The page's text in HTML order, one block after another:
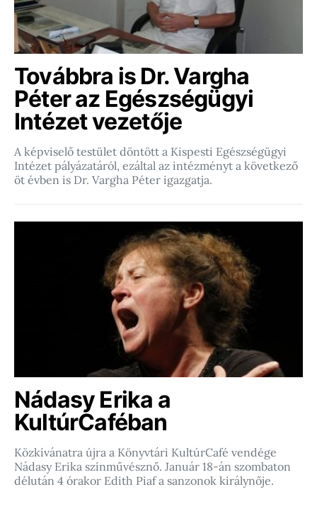
Továbbra is Dr. Vargha
Péter az Egészségügyi
Intézet vezetője
A képviselő testület döntött a Kispesti Egészségügyi
Intézet pályázatáról, ezáltal az intézményt a következő
öt évben is Dr. Vargha Péter igazgatja.
Nádasy Erika a
KultúrCaféban
Közkívánatra újra a Könyvtári KultúrCafé vendége
Nádasy Erika színművésznő. Január 18-án szombaton
délután 4 órakor Edith Piaf a sanzonok királynője.